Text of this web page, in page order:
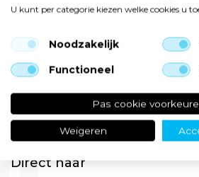
Naar de brugklas
Nieuws
Agenda
Veelgestelde vragen
Contact
Direct naar
U kunt per categorie kiezen welke cookies u
Noodzakelijk
Functioneel
Pas cookie
Weigeren